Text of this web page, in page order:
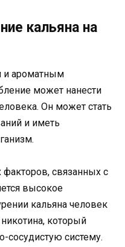
кальяна на
и ароматным
может нанести
Он может стать
и иметь
связанных с
высокое
кальяна человек
который
сосудистую систему.